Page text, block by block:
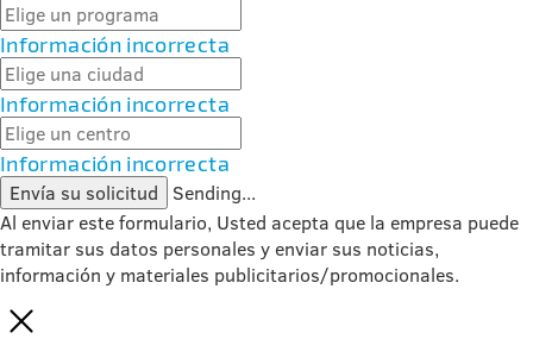
Información incorrecta
Información incorrecta
Información incorrecta
Envía su solicitud
Sending...
Al enviar este formulario, Usted acepta que la empresa puede
tramitar sus datos personales y enviar sus noticias,
información y materiales publicitarios/promocionales.